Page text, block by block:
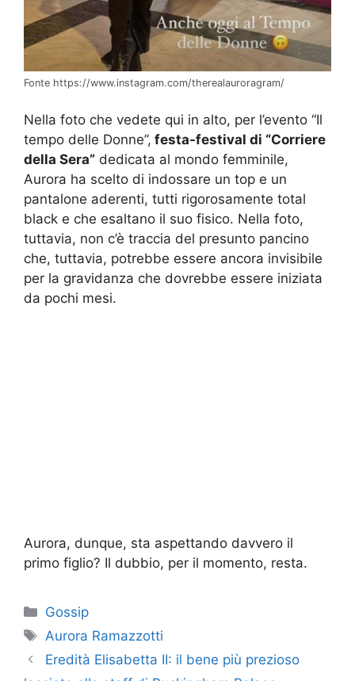
Fonte https://www.instagram.com/therealauroragram/
Nella foto che vedete qui in alto, per l’evento “Il
tempo delle Donne”, festa-festival di “Corriere
della Sera” dedicata al mondo femminile,
Aurora ha scelto di indossare un top e un
pantalone aderenti, tutti rigorosamente total
black e che esaltano il suo fisico. Nella foto,
tuttavia, non c’è traccia del presunto pancino
che, tuttavia, potrebbe essere ancora invisibile
per la gravidanza che dovrebbe essere iniziata
da pochi mesi.
Aurora, dunque, sta aspettando davvero il
primo figlio? Il dubbio, per il momento, resta.
Categorie
Gossip
Tag
Aurora Ramazzotti
Eredità Elisabetta II: il bene più prezioso